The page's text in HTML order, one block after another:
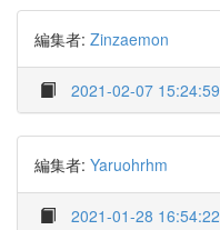
編集者: Zinzaemon
2021-02-07 15:24:59
編集者: Yaruohrhm
2021-01-28 16:54:22